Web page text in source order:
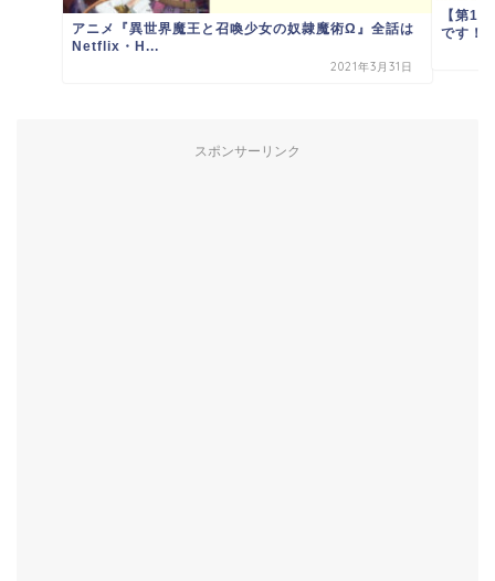
アニメ『異世界魔王と召喚少女の奴隷魔術Ω』全話は
Netflix・H...
2021年3月31日
【第1
です！
スポンサーリンク